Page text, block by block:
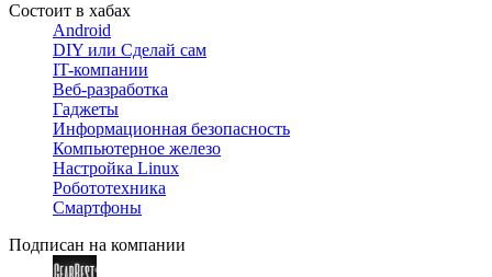
Состоит в хабах
Android
DIY или Сделай сам
IT-компании
Веб-разработка
Гаджеты
Информационная безопасность
Компьютерное железо
Настройка Linux
Робототехника
Смартфоны
Подписан на компании